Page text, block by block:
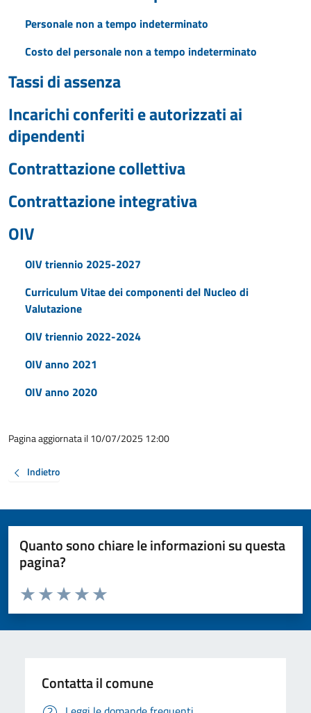
Personale non a tempo indeterminato
Costo del personale non a tempo indeterminato
Tassi di assenza
Incarichi conferiti e autorizzati ai
dipendenti
Contrattazione collettiva
Contrattazione integrativa
OIV
OIV triennio 2025-2027
Curriculum Vitae dei componenti del Nucleo di
Valutazione
OIV triennio 2022-2024
OIV anno 2021
OIV anno 2020
Pagina aggiornata il 10/07/2025 12:00
Indietro
Quanto sono chiare le informazioni su questa
pagina?
Valuta da 1 a 5 stelle la pagina
Valuta 5 stelle su 5
Valuta 4 stelle su 5
Valuta 3 stelle su 5
Valuta 2 stelle su 5
Valuta 1 stelle su 5
Contatta il comune